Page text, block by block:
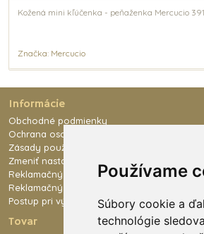
Používame
Súbory cookie a
technológie
Kožená mini kľúčenka - peňaženka Mercucio
Značka: Mercucio
Informácie
Obchodné podmienky
Ochrana osobných údajov
Zásady používania súborov cookies
Zmeniť nastavenie cookies
Reklamačný poriadok
Reklamačný formulár
Postup pri výmene tovaru
Tovar